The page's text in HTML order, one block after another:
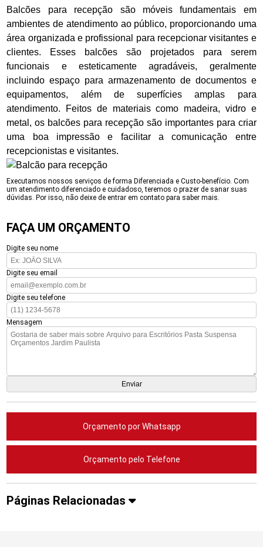
Balcões para recepção são móveis fundamentais em
ambientes de atendimento ao público, proporcionando uma
área organizada e profissional para recepcionar visitantes e
clientes. Esses balcões são projetados para serem
funcionais e esteticamente agradáveis, geralmente
incluindo espaço para armazenamento de documentos e
equipamentos, além de superfícies amplas para
atendimento. Feitos de materiais como madeira, vidro e
metal, os balcões para recepção são importantes para criar
uma boa impressão e facilitar a comunicação entre
recepcionistas e visitantes.
Executamos nossos serviços de forma Diferenciada e Custo-benefício. Com
um atendimento diferenciado e cuidadoso, teremos o prazer de sanar suas
dúvidas. Por isso, não deixe de entrar em contato para saber mais.
FAÇA UM ORÇAMENTO
Digite seu nome
Digite seu email
Digite seu telefone
Mensagem
Orçamento por Whatsapp
Orçamento pelo Telefone
Páginas Relacionadas